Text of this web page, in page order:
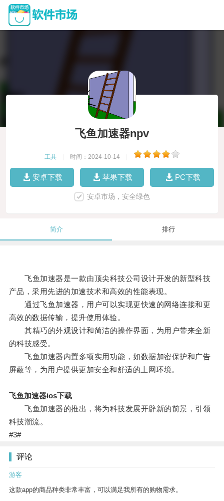
飞鱼加速器npv
工具 时间：2024-10-14
安卓下载 苹果下载 PC下载
安卓市场，安全绿色
简介 排行
飞鱼加速器是一款由顶尖科技公司设计开发的新型科技
产品，采用先进的加速技术和高效的性能表现。
通过飞鱼加速器，用户可以实现更快速的网络连接和更
高效的数据传输，提升使用体验。
其精巧的外观设计和简洁的操作界面，为用户带来全新
的科技感受。
飞鱼加速器内置多项实用功能，如数据加密保护和广告
屏蔽等，为用户提供更加安全和舒适的上网环境。
飞鱼加速器ios下载
飞鱼加速器的推出，将为科技发展开辟新的前景，引领
科技潮流。
#3#
评论
游客
这款app的商品种类非常丰富，可以满足我所有的购物需求。